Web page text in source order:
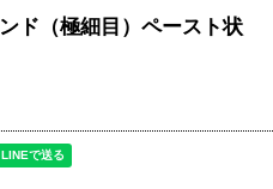
ド（極細目）ペースト状